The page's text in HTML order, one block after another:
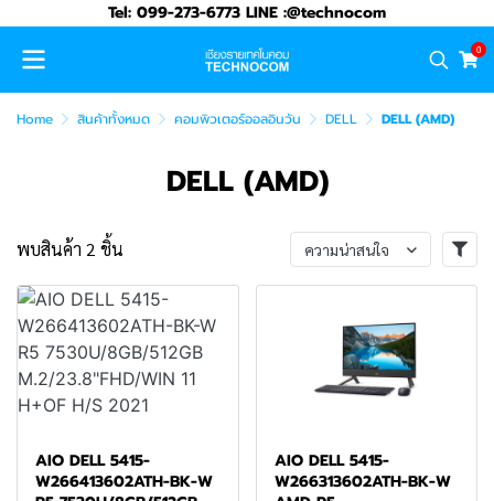
Tel: 099-273-6773 LINE :@technocom
0
Home สินค้าทั้งหมด คอมพิวเตอร์ออลอินวัน DELL DELL (AMD)
DELL (AMD)
พบสินค้า 2 ชิ้น ความน่าสนใจ
AIO DELL 5415-
W266413602ATH-BK-W
AIO DELL 5415-
W266313602ATH-BK-W